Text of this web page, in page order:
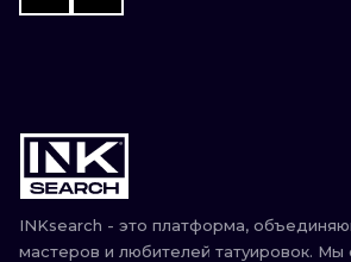
INKsearch - это платформа,
мастеров и любителей татуировок. Мы